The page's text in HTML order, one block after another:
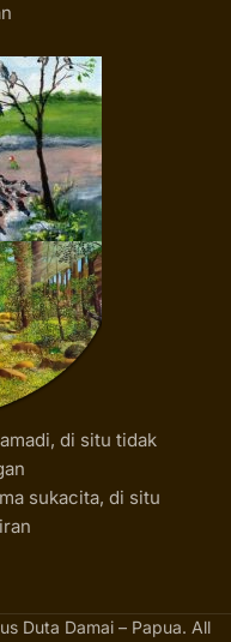
di situ tidak
sukacita, di situ
Duta Damai – Papua. All